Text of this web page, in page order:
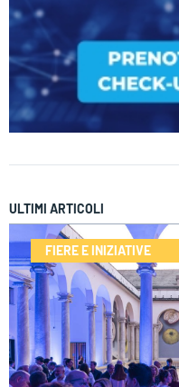
ULTIMI ARTICOLI
FIERE E INIZIATIVE